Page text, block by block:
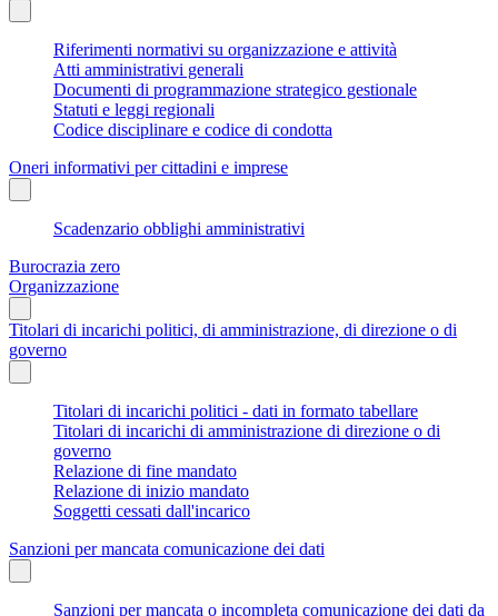
Riferimenti normativi su organizzazione e attività
Atti amministrativi generali
Documenti di programmazione strategico gestionale
Statuti e leggi regionali
Codice disciplinare e codice di condotta
Oneri informativi per cittadini e imprese
Scadenzario obblighi amministrativi
Burocrazia zero
Organizzazione
Titolari di incarichi politici, di amministrazione, di direzione o di
governo
Titolari di incarichi politici - dati in formato tabellare
Titolari di incarichi di amministrazione di direzione o di
governo
Relazione di fine mandato
Relazione di inizio mandato
Soggetti cessati dall'incarico
Sanzioni per mancata comunicazione dei dati
Sanzioni per mancata o incompleta comunicazione dei dati da